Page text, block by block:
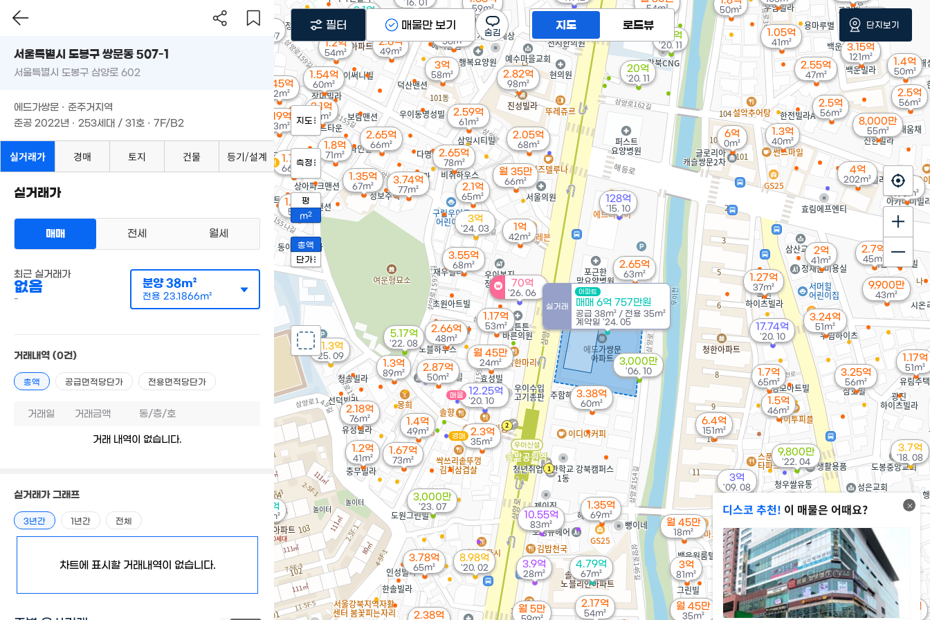
54m²
2.3억
35m²
경매
1.71억
66m²
경매
2.5억
56m²
1.85억
58m²
2.05억
68m²
월 45만
35m²
2.1억
71m²
70억
'26. 06
3.78억
65m²
3.15억
121m²
6.4억
151m²
월 45만
24m²
3억
81m²
6.2억
103m²
1.48억
33m²
2.5억
56m²
2.65억
66m²
2.82억
98m²
3.24억
51m²
3.25억
56m²
3.38억
60m² 1.5억
46m²
월 115만
65m²
1.17억
51m²
1.05억
41m²
3억
58m²
1.4억
49m²
2.87억
50m²
11.3억
'25. 09
3.1억
2.66억
48m²
2.1억
65m²
12.25억
'20. 10
매물
50m²
2.18억
76m²
1.4억
50m²
4.79억
67m²
2.65억
63m²
1.54억
60m²
월 5만
59m²
2.65억
78m²
2.54억
56m²
70m²
1.2억
54m²
2.55억
47m²
1.8억
71m²
월 35만
66m²
8,000만
55m²
2.59억
61m²
실거래
아파트
매매 6억 757만원
공급 38m² / 전용 35m²
계약일 '24. 05
1.3억
40m²
3억
'24. 03
1.27억
37m²
1.23억
1.19억
43m²
1.2억
69m²
3,000만
'23. 07
1.2억
41m²
9,900만
43m²
월 45만
18m²
5.17억
'22. 08
2.7억
45m²
6억
196m²
9,800만
'22. 04
10.55억
83m²
4.7억
'21. 07
1.35억
67m²
2억
41m²
2.38억
1.7억
65m²
3.74억
77m²
20억
'20. 11
1.4억
'20. 11
17.74억
'20. 10
'20. 09
3.9억
28m²
3.55억
68m²
2.17억
54m²
6억
0m²
4억
202m²
8.98억
'20. 02
1.67억
73m²
2.6억
49m²
1.3억
89m²
3.7억
'18. 08
1.5억
24m²
1억
42m²
3억
'16. 07
'16. 01
128억
'15. 10
1.45억
72m²
1.35억
69m²
1.17억
53m²
3억
'09. 08
3,000만
'06. 10
디스코 추천! 이 매물은 어때요?
지도 로드뷰
지도
측정
평
m2
총액
단가
필터 매물만 보기 단지보기
서울특별시 도봉구 쌍문동 507-1
서울특별시 도봉구 삼양로 602
에드가쌍문 · 준주거지역
준공 2022년 · 253세대 / 31호 · 7F/B2
실거래가 경매 토지 건물 등기/설계
실거래가
매매 전세 월세
최근 실거래가
없음
-
분양38m²
전용 23.1866m²
거래내역 (0건)
총액 공급면적당단가 전용면적당단가
거래일 거래금액 동/층/호
거래 내역이 없습니다.
실거래가 그래프
3년간 1년간 전체
차트에 표시할 거래내역이 없습니다.